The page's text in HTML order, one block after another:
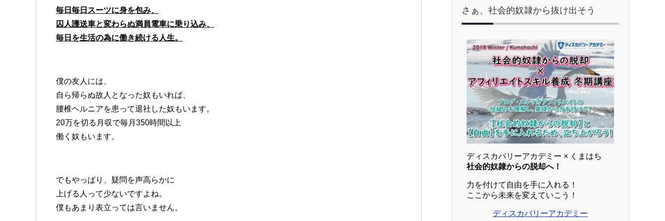
毎日毎日スーツに身を包み、
囚人護送車と変わらぬ満員電車に乗り込み、
毎日を生活の為に働き続ける人生。
僕の友人には、
自ら帰らぬ故人となった奴もいれば、
腰椎ヘルニアを患って退社した奴もいます。
20万を切る月収で毎月350時間以上
働く奴もいます。
でもやっぱり、疑問を声高らかに
上げる人って少ないですよね。
僕もあまり表立っては言いません。
さぁ、社会的奴隷から抜け出そう
ディスカバリーアカデミー × くまはち
社会的奴隷からの脱却へ！
力を付けて自由を手に入れる！
ここから未来を変えていこう！
ディスカバリーアカデミー